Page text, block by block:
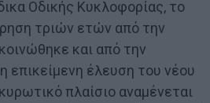
Οδικής Κυκλοφορίας, το
τριών ετών από την
και από την
επικείμενη έλευση του νέου
πλαίσιο αναμένεται